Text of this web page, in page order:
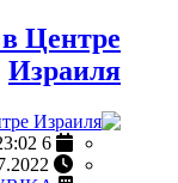
Центре
Израиля